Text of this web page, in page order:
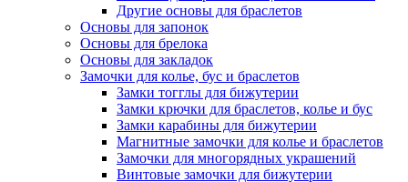
Другие основы для браслетов
Основы для запонок
Основы для брелока
Основы для закладок
Замочки для колье, бус и браслетов
Замки тогглы для бижутерии
Замки крючки для браслетов, колье и бус
Замки карабины для бижутерии
Магнитные замочки для колье и браслетов
Замочки для многорядных украшений
Винтовые замочки для бижутерии